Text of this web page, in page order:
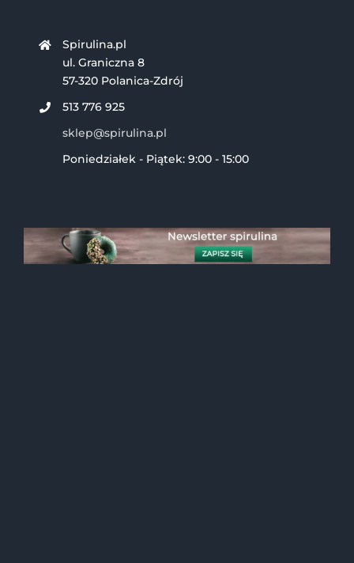
Spirulina.pl
ul. Graniczna 8
57-320 Polanica-Zdrój
513 776 925
sklep@spirulina.pl
Poniedziałek - Piątek: 9:00 - 15:00